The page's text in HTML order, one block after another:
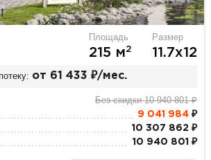
Площадь
215 м2
Размер
11.7х12
от 61 433 ₽/мес.
Без скидки 10 940 801 ₽
9 041 984₽
10 307 862 ₽
10 940 801 ₽